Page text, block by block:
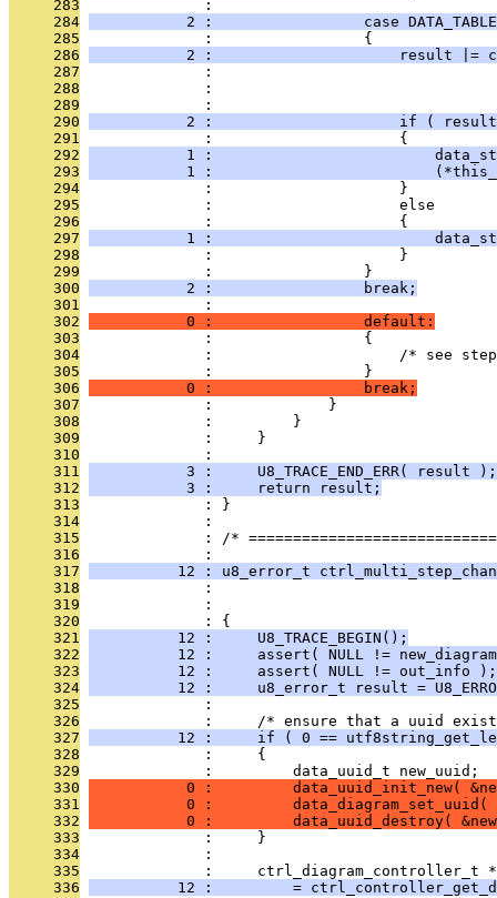
     283
              :
     284
2 :                 case
     285
              :                 {
     286
2 :                     result |=
     287
:
     288
:
     289
:
     290
2 :                     if (
     291
              :                     {
     292
1 :
     293
1 :
     294
              :                     }
     295
              :                     else
     296
              :                     {
     297
1 :
     298
              :                     }
     299
              :                 }
     300
           2 :                 break;
     301
              :
     302
           0 :                 default:
     303
              :                 {
     304
:                     /* see
     305
              :                 }
     306
           0 :                 break;
     307
              :             }
     308
              :         }
     309
              :     }
     310
              :
     311
           3 :     U8_TRACE_END_ERR( result );
     312
           3 :     return result;
     313
              : }
     314
              :
     315
: /*
     316
              :
     317
12 : u8_error_t
     318
:
     319
:
     320
              : {
     321
          12 :     U8_TRACE_BEGIN();
     322
12 :     assert( NULL !=
     323
          12 :     assert( NULL != out_info );
     324
12 :     u8_error_t result =
     325
              :
     326
:     /* ensure that a uuid
     327
12 :     if ( 0 ==
     328
              :     {
     329
              :         data_uuid_t new_uuid;
     330
0 :         data_uuid_init_new(
     331
0 :
     332
0 :         data_uuid_destroy(
     333
              :     }
     334
              :
     335
:     ctrl_diagram_controller_t
     336
12 :         =